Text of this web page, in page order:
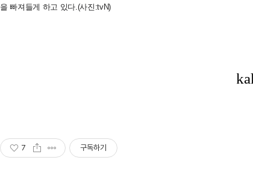
을 빠져들게 하고 있다.(사진:tvN)
7 구독하기